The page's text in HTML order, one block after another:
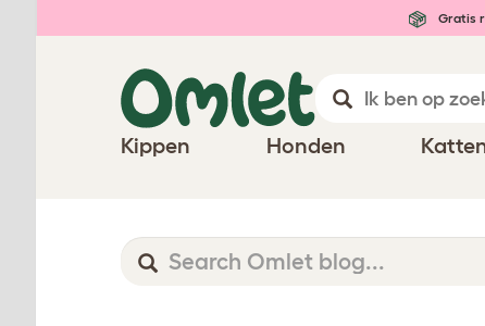
Gratis
Kippen Honden